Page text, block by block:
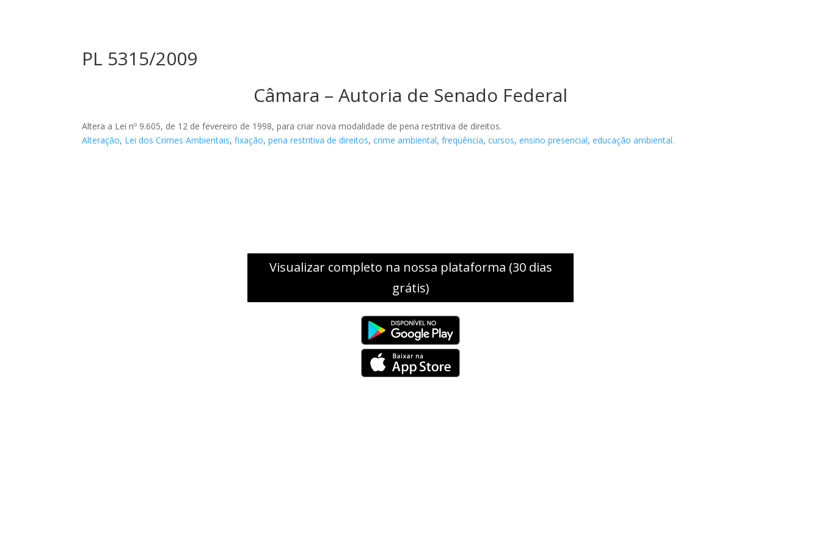
PL 5315/2009
Câmara – Autoria de Senado Federal
Altera a Lei nº 9.605, de 12 de fevereiro de 1998, para criar nova modalidade de pena restritiva de direitos.
Alteração, Lei dos Crimes Ambientais,fixação,pena restritiva de direitos,crime ambiental,freqüência,cursos,ensino presencial,educação ambiental.
Visualizar completo na nossa plataforma (30 dias
grátis)